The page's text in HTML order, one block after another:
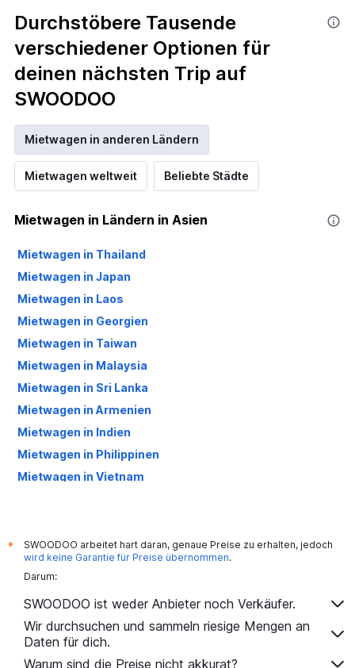
Durchstöbere Tausende
verschiedener Optionen für
deinen nächsten Trip auf
SWOODOO
Mietwagen in anderen Ländern
Mietwagen weltweit Beliebte Städte
Mietwagen in Ländern in Asien
Mietwagen in Thailand
Mietwagen in Japan
Mietwagen in Laos
Mietwagen in Georgien
Mietwagen in Taiwan
Mietwagen in Malaysia
Mietwagen in Sri Lanka
Mietwagen in Armenien
Mietwagen in Indien
Mietwagen in Philippinen
Mietwagen in Vietnam
Mietwagen in Kasachstan
Mietwagen in Mongolei
Mietwagen in Usbekistan
*
SWOODOO arbeitet hart daran, genaue Preise zu erhalten, jedoch
wird keine Garantie für Preise übernommen.
Darum:
SWOODOO ist weder Anbieter noch Verkäufer.
Wir durchsuchen und sammeln riesige Mengen an
Daten für dich.
Warum sind die Preise nicht akkurat?